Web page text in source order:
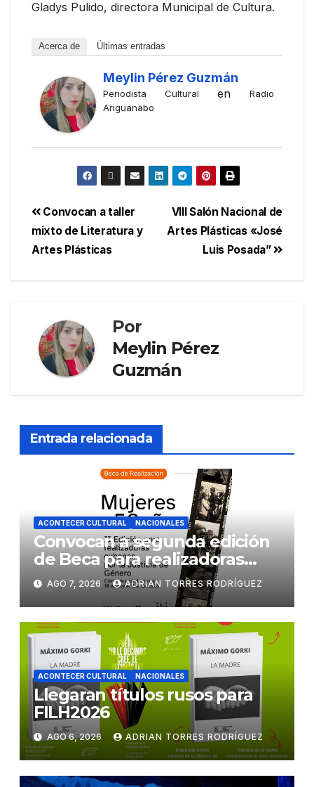
Gladys Pulido, directora Municipal de Cultura.
Acerca de Últimas entradas
Meylin Pérez Guzmán
Periodista Cultural enRadio
Ariguanabo
VIII Salón Nacional de
Artes Plásticas «José
Luis Posada”
Convocan a taller
mixto de Literatura y
Artes Plásticas
Por
Meylin Pérez
Guzmán
Entrada relacionada
ACONTECER CULTURAL NACIONALES
Convocan a segunda edición
de Beca para realizadoras
mayores de 50 años
AGO 7, 2026 ADRIAN TORRES RODRÍGUEZ
ACONTECER CULTURAL NACIONALES
Llegaran títulos rusos para
FILH2026
AGO 6, 2026 ADRIAN TORRES RODRÍGUEZ